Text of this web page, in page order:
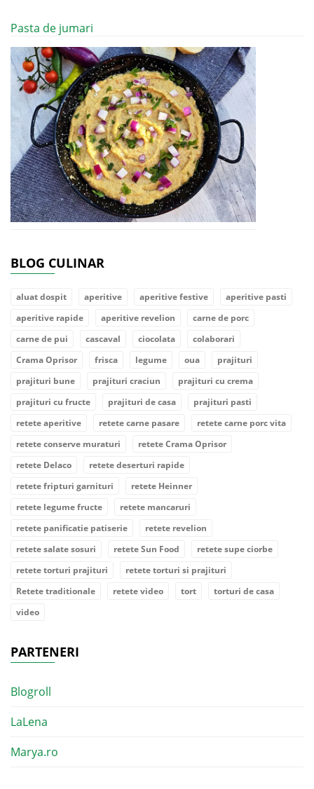
Pasta de jumari
BLOG CULINAR
aluat dospit aperitive aperitive festive
aperitive pasti
aperitive rapide
aperitive revelion
carne de porc
carne de pui
cascaval ciocolata
colaborari
Crama Oprisor
frisca legume oua
prajituri
prajituri bune
prajituri craciun
prajituri cu crema
prajituri cu fructe
prajituri de casa
prajituri pasti
retete aperitive
retete carne pasare
retete carne porc vita
retete conserve muraturi
retete Crama Oprisor
retete Delaco
retete deserturi rapide
retete fripturi garnituri
retete Heinner
retete legume fructe
retete mancaruri
retete panificatie patiserie
retete revelion
retete salate sosuri
retete Sun Food
retete supe ciorbe
retete torturi prajituri
retete torturi si prajituri
Retete traditionale
retete video tort
torturi de casa
video
PARTENERI
Blogroll
LaLena
Marya.ro